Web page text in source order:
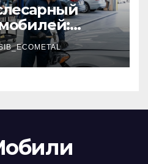
работ